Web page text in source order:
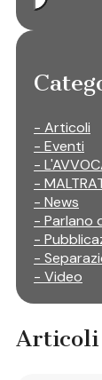
- Articoli
- Eventi
-
-
- News
- Parlano
-
-
- Video